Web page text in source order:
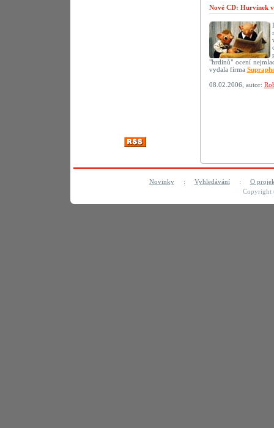
Nové CD: Hurvínek v
"hrdinů" ocení
vydala firma
08.02.2006, autor:
Novinky: Vyhledávání: O
Copyright